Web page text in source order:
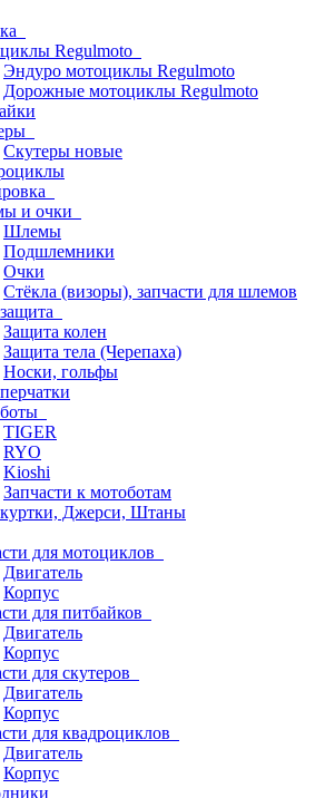
Regulmoto
Эндуро мотоциклы Regulmoto
Дорожные мотоциклы Regulmoto
Скутеры новые
и очки
Шлемы
Подшлемники
Очки
Стёкла (визоры), запчасти для шлемов
Защита колен
Защита тела (Черепаха)
Носки, гольфы
TIGER
RYO
Kioshi
Запчасти к мотоботам
Джерси, Штаны
для мотоциклов
Двигатель
Корпус
для питбайков
Двигатель
Корпус
для скутеров
Двигатель
Корпус
для квадроциклов
Двигатель
Корпус